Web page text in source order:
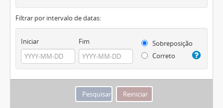
Filtrar por intervalo de datas:
Iniciar Fim
Sobreposição
Correto